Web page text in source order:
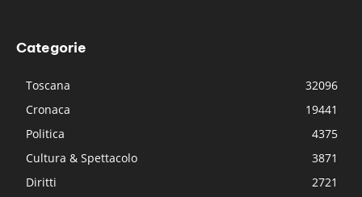
Categorie
Toscana
32096
Cronaca
19441
Politica
4375
Cultura & Spettacolo
3871
Diritti
2721